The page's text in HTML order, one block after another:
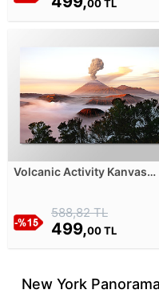
00 TL
Volcanic Activity Kanvas
588,82 TL
499,00 TL
New York